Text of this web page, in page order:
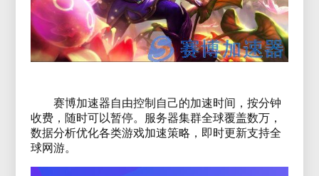
赛博加速器自由控制自己的加速时间，按分钟
收费，随时可以暂停。服务器集群全球覆盖数万，
数据分析优化各类游戏加速策略，即时更新支持全
球网游。